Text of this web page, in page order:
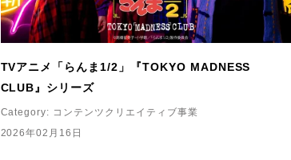
TVアニメ「らんま1/2」『TOKYO MADNESS
CLUB』シリーズ
Category: コンテンツクリエイティブ事業
2026年02月16日